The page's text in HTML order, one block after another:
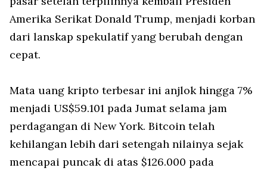
Amerika Serikat Donald Trump, menjadi korban
dari lanskap spekulatif yang berubah dengan
cepat.
Mata uang kripto terbesar ini anjlok hingga 7%
menjadi US$59.101 pada Jumat selama jam
perdagangan di New York. Bitcoin telah
kehilangan lebih dari setengah nilainya sejak
mencapai puncak di atas $126.000 pada